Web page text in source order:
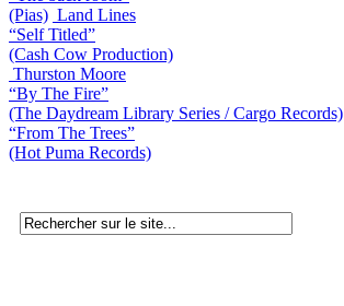
(Pias) Land Lines
“Self Titled”
(Cash Cow Production)
Thurston Moore
“By The Fire”
(The Daydream Library Series / Cargo Records)
“From The Trees”
(Hot Puma Records)